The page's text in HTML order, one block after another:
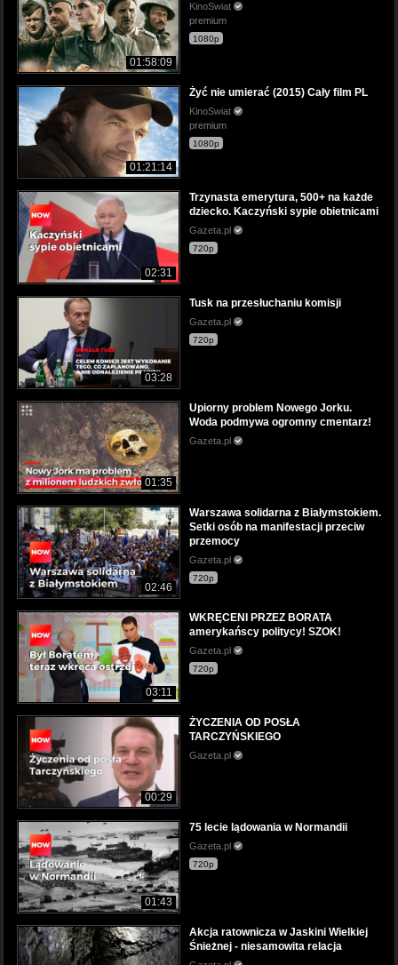
01:58:09
KinoSwiat
premium
1080p
01:21:14
Żyć nie umierać (2015) Cały film PL
KinoSwiat
premium
1080p
02:31
Trzynasta emerytura, 500+ na każde
dziecko. Kaczyński sypie obietnicami
Gazeta.pl
720p
03:28
Tusk na przesłuchaniu komisji
Gazeta.pl
720p
01:35
Upiorny problem Nowego Jorku.
Woda podmywa ogromny cmentarz!
Gazeta.pl
02:46
Warszawa solidarna z Białymstokiem.
Setki osób na manifestacji przeciw
przemocy
Gazeta.pl
720p
03:11
WKRĘCENI PRZEZ BORATA
amerykańscy politycy! SZOK!
Gazeta.pl
720p
00:29
ŻYCZENIA OD POSŁA
TARCZYŃSKIEGO
Gazeta.pl
01:43
75 lecie lądowania w Normandii
Gazeta.pl
720p
Akcja ratownicza w Jaskini Wielkiej
Śnieżnej - niesamowita relacja